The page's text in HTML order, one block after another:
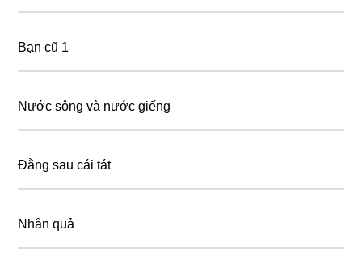
Bạn cũ 1
Nước sông và nước giếng
Đằng sau cái tát
Nhân quả